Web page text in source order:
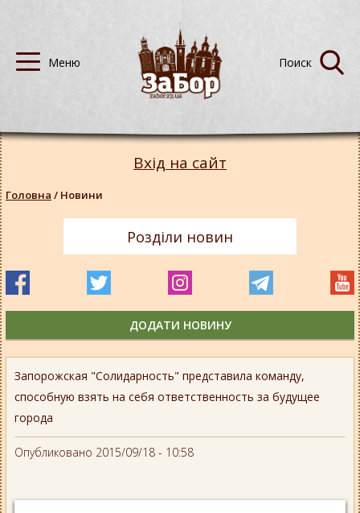
Запорожская "Солидарность" представила команду,
способную взять на себя ответственность за будущее
города
Опубликовано 2015/09/18 - 10:58
Вхід на сайт
Головна / Новини
Розділи новин
ДОДАТИ НОВИНУ